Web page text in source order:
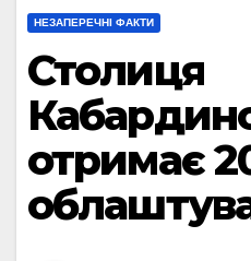
НЕЗАПЕРЕЧНІ ФАКТИ
Столиця
отримає